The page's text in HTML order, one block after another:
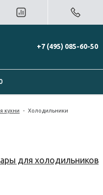
+7 (495) 085-60-50
кухни - Холодильники
для холодильников